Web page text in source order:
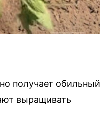
получает обильный
выращивать